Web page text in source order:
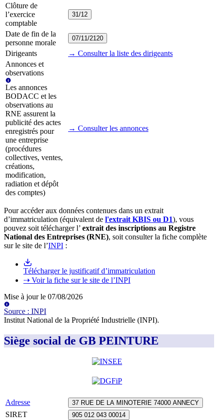
Clôture de
l’exercice
comptable
31/12
Date de fin de la
personne morale
07/11/2120
Dirigeants
→ Consulter la liste des dirigeants
Annonces et
observations
Les annonces
BODACC et les
observations au
RNE assurent la
publicité des actes
enregistrés pour
une entreprise
(procédures
collectives, ventes,
créations,
modification,
radiation et dépôt
des comptes)
→ Consulter les annonces
Pour accéder aux données contenues dans un extrait
d’immatriculation (équivalent de l'extrait KBIS ou D1), vous
pouvez soit télécharger l’ extrait des inscriptions au Registre
National des Entreprises (RNE), soit consulter la fiche complète
sur le site de l’INPI :
Télécharger le justificatif d’immatriculation
⇢ Voir la fiche sur le site de l’INPI
Mise à jour le 07/08/2026
Source : INPI
Institut National de la Propriété Industrielle (INPI).
Siège social de GB PEINTURE
Adresse 37 RUE DE LA MINOTERIE 74000 ANNECY
SIRET 905 012 043 00014